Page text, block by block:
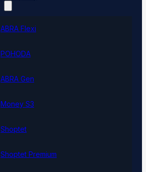
ABRA Flexi
POHODA
ABRA Gen
Money S3
Shoptet
Shoptet Premium